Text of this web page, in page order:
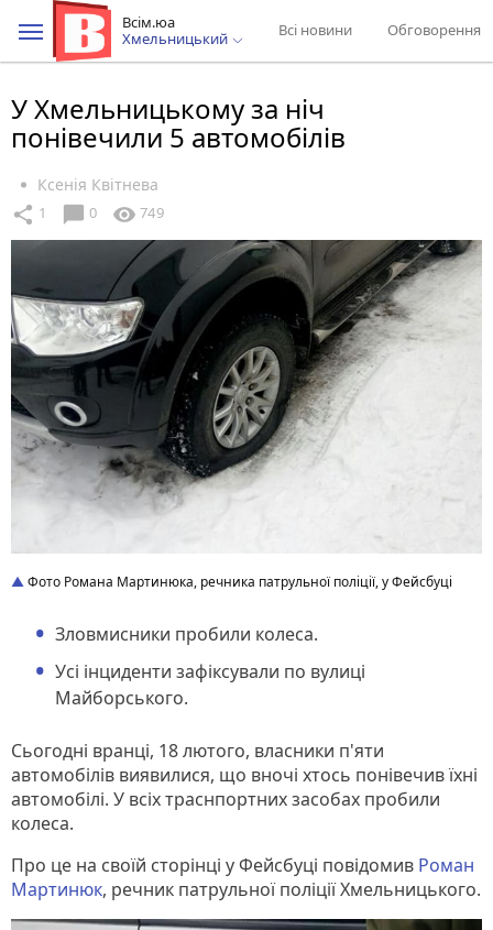
Всім.юа
Хмельницький
Всі новини Обговорення
У Хмельницькому за ніч
понівечили 5 автомобілів
Ксенія Квітнева
share 1 chat_bubble 0 visibility 749
Фото Романа Мартинюка, речника патрульної поліції, у Фейсбуці
Зловмисники пробили колеса.
Усі інциденти зафіксували по вулиці
Майборського.
Сьогодні вранці, 18 лютого, власники п'яти
автомобілів виявилися, що вночі хтось понівечив їхні
автомобілі. У всіх траснпортних засобах пробили
колеса.
Про це на своїй сторінці у Фейсбуці повідомив Роман
Мартинюк, речник патрульної поліції Хмельницького.